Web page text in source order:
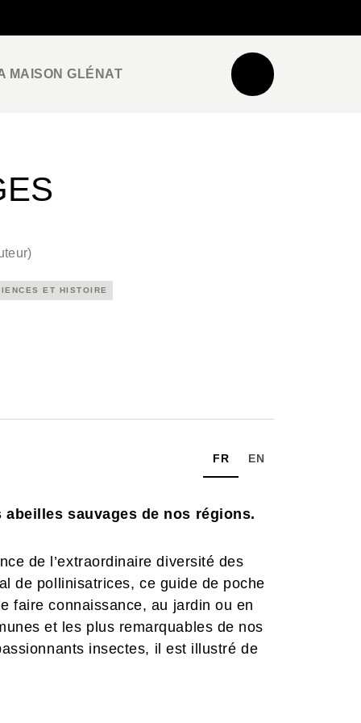
MAISON GLÉNAT
)
ET HISTOIRE
FR EN
sauvages de nos régions.
de l’extraordinaire diversité des
de pollinisatrices, ce guide de poche
faire connaissance, au jardin ou en
et les plus remarquables de nos
insectes, il est illustré de